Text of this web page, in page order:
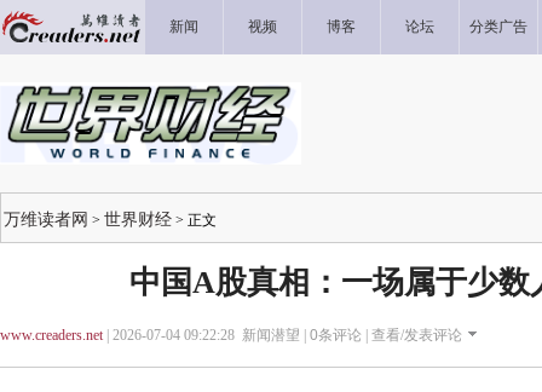
新闻 视频 博客 论坛 分类广告
万维读者网 > 世界财经 > 正文
中国A股真相：一场属于少数
www.creaders.net| 2026-07-04 09:22:28 新闻潜望 | 0条评论 | 查看/发表评论